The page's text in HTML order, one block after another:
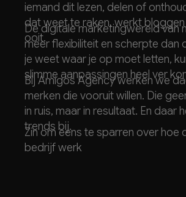
iemand dit lezen, delen of
dat weet te raken, werkt
ooit.
De digitale marketingwereld van
meer flexibiliteit en scherpte dan
je weet waar je op moet letten,
slimme aanpassingen heel ver
Bij Amigos Agency werken we
merken die vooruit willen. Die
in ruis, maar in resultaat. En daar
trends bij.
Zin om eens te sparren over hoe
bedrijf werk